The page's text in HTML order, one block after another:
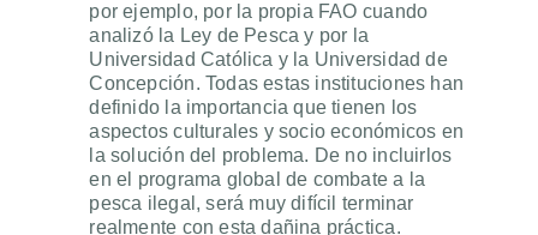
por ejemplo, por la propia FAO cuando
analizó la Ley de Pesca y por la
Universidad Católica y la Universidad de
Concepción. Todas estas instituciones han
definido la importancia que tienen los
aspectos culturales y socio económicos en
la solución del problema. De no incluirlos
en el programa global de combate a la
pesca ilegal, será muy difícil terminar
realmente con esta dañina práctica.